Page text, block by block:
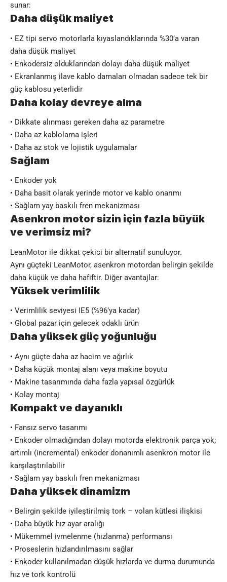
sunar:
Daha düşük maliyet
• EZ tipi servo motorlarla kıyaslandıklarında %30’a varan
daha düşük maliyet
• Enkodersiz olduklarından dolayı daha düşük maliyet
• Ekranlanmış ilave kablo damaları olmadan sadece tek bir
güç kablosu yeterlidir
Daha kolay devreye alma
• Dikkate alınması gereken daha az parametre
• Daha az kablolama işleri
• Daha az stok ve lojistik uygulamalar
Sağlam
• Enkoder yok
• Daha basit olarak yerinde motor ve kablo onarımı
• Sağlam yay baskılı fren mekanizması
Asenkron motor sizin için fazla büyük
ve verimsiz mi?
LeanMotor ile dikkat çekici bir alternatif sunuluyor.
Aynı güçteki LeanMotor, asenkron motordan belirgin şekilde
daha küçük ve daha hafiftir. Diğer avantajlar:
Yüksek verimlilik
• Verimlilik seviyesi IE5 (%96’ya kadar)
• Global pazar için gelecek odaklı ürün
Daha yüksek güç yoğunluğu
• Aynı güçte daha az hacim ve ağırlık
• Daha küçük montaj alanı veya makine boyutu
• Makine tasarımında daha fazla yapısal özgürlük
• Kolay montaj
Kompakt ve dayanıklı
• Fansız servo tasarımı
• Enkoder olmadığından dolayı motorda elektronik parça yok;
artımlı (incremental) enkoder donanımlı asenkron motor ile
karşılaştırılabilir
• Sağlam yay baskılı fren mekanizması
Daha yüksek dinamizm
• Belirgin şekilde iyileştirilmiş tork – volan kütlesi ilişkisi
• Daha büyük hız ayar aralığı
• Mükemmel ivmelenme (hızlanma) performansı
• Proseslerin hızlandırılmasını sağlar
• Enkoder kullanılmadan düşük hızlarda ve durma durumunda
hız ve tork kontrolü